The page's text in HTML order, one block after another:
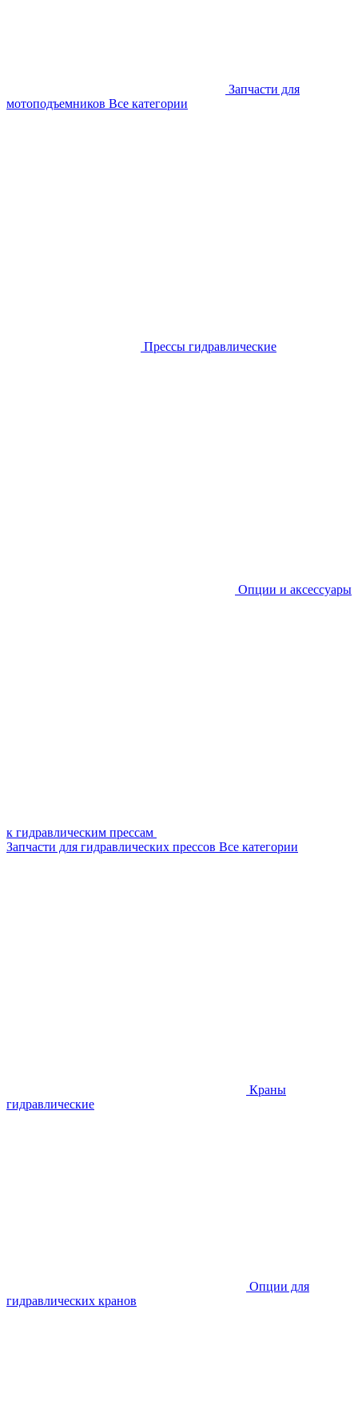
Запчасти для
мотоподъемников Все категории
Прессы гидравлические
Опции и аксессуары
к гидравлическим прессам
Запчасти для гидравлических прессов Все категории
Краны
гидравлические
Опции для
гидравлических кранов